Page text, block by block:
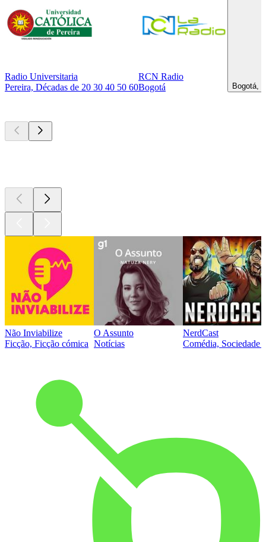
Radio Universitaria
Pereira, Décadas de 20 30 40 50 60
RCN Radio
Bogotá
Bogotá,
Não Inviabilize
Ficção, Ficção cómica
O Assunto
Notícias
NerdCast
Comédia, Sociedade